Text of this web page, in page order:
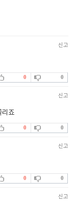
신고
0 0
신고
리죠
0 0
신고
0 0
신고